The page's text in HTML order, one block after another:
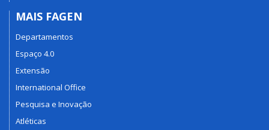
MAIS FAGEN
Departamentos
Espaço 4.0
Extensão
International Office
Pesquisa e Inovação
Atléticas